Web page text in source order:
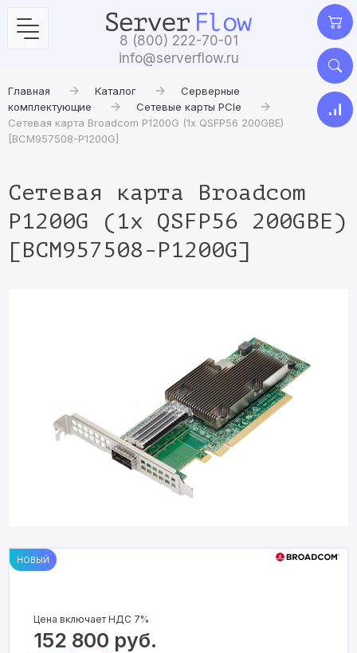
8 (800) 222-70-01
info@serverflow.ru
Главная Каталог
Серверные
комплектующие
Сетевые карты PCIe
Сетевая карта Broadcom P1200G (1x QSFP56 200GBE)
[BCM957508-P1200G]
Сетевая карта Broadcom
P1200G (1x QSFP56 200GBE)
[BCM957508-P1200G]
НОВЫЙ
Цена включает НДС 7%
152 800 руб.